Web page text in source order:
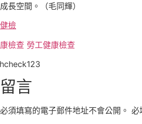
長空間。（毛同輝）
檢
檢查 勞工健康檢查
言
須填寫的電子郵件地址不會公開。 必